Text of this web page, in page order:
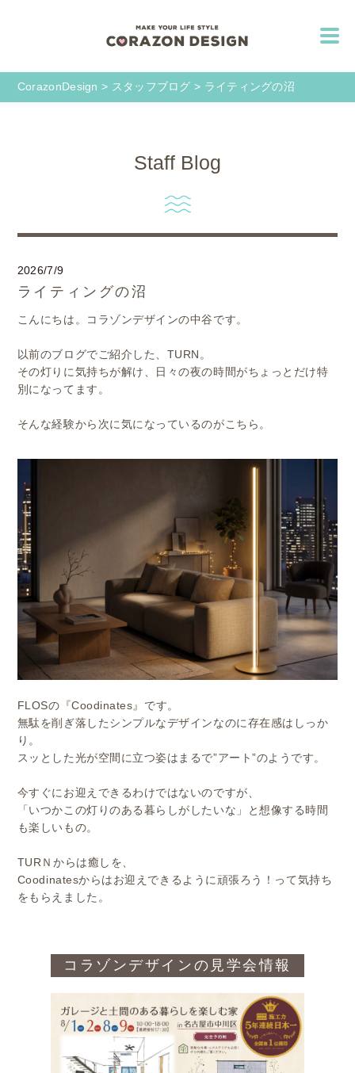
CorazonDesign > スタッフブログ > ライティングの沼
Staff Blog
2026/7/9
ライティングの沼
こんにちは。コラゾンデザインの中谷です。
以前のブログでご紹介した、TURN。
その灯りに気持ちが解け、日々の夜の時間がちょっとだけ特
別になってます。
そんな経験から次に気になっているのがこちら。
FLOSの『Coodinates』です。
無駄を削ぎ落したシンプルなデザインなのに存在感はしっか
り。
スッとした光が空間に立つ姿はまるで”アート”のようです。
今すぐにお迎えできるわけではないのですが、
「いつかこの灯りのある暮らしがしたいな」と想像する時間
も楽しいもの。
TURＮからは癒しを、
Coodinatesからはお迎えできるように頑張ろう！って気持ち
をもらえました。
コラゾンデザインの見学会情報